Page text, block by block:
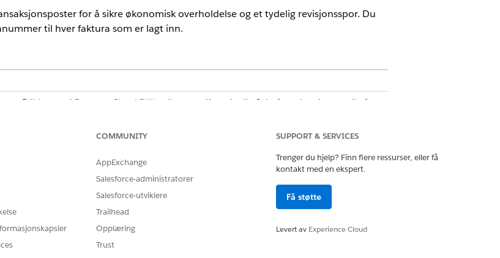
for å sikre økonomisk overholdelse og et tydelig revisjonsspor. Du
til hver faktura som er lagt inn.
Edition med Revenue Cloud Billing-lisensen
. Kontakt din Salesforce-kundeansvarlig for
NØDVENDIGE BRUKERTILLATELSER
Tillatelsessettet Faktureringsadministrator
under Konfigurer gapløs sekvensiell nummerering for fakturering.
er lagt inn, tildeles et fakturanummer, slår du på Policyen for mandatsekvens for
COMMUNITY
AppExchange
Salesforce-administratorer
Salesforce-utviklere
Trailhead
Opplæring
Trust
SUPPORT & SERVICES
Trenger du hjelp? Finn flere ressurser, eller få
kontakt med en ekspert.
Få støtte
Levert av Experience Cloud